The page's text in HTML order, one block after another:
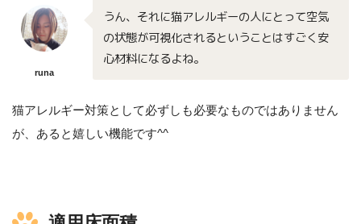
runa
うん、それに猫アレルギーの人にとって空気
の状態が可視化されるということはすごく安
心材料になるよね。
猫アレルギー対策として必ずしも必要なものではありません
が、あると嬉しい機能です^^